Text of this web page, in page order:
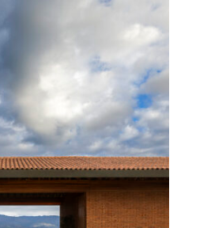
CASA MARIA
COMPRIDA